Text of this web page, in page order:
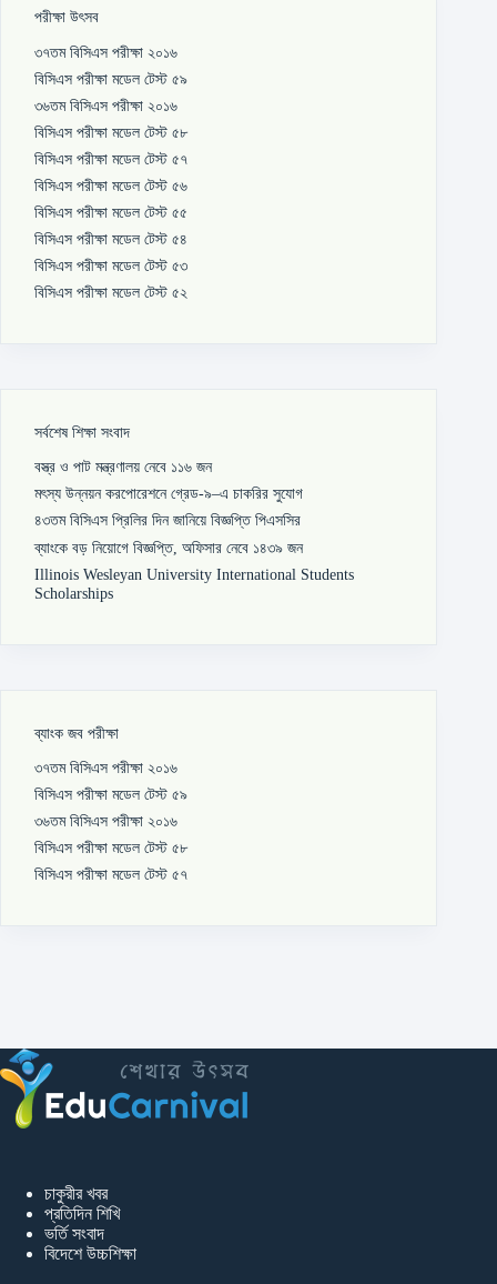
পরীক্ষা উৎসব
৩৭তম বিসিএস পরীক্ষা ২০১৬
বিসিএস পরীক্ষা মডেল টেস্ট ৫৯
৩৬তম বিসিএস পরীক্ষা ২০১৬
বিসিএস পরীক্ষা মডেল টেস্ট ৫৮
বিসিএস পরীক্ষা মডেল টেস্ট ৫৭
বিসিএস পরীক্ষা মডেল টেস্ট ৫৬
বিসিএস পরীক্ষা মডেল টেস্ট ৫৫
বিসিএস পরীক্ষা মডেল টেস্ট ৫৪
বিসিএস পরীক্ষা মডেল টেস্ট ৫৩
বিসিএস পরীক্ষা মডেল টেস্ট ৫২
সর্বশেষ শিক্ষা সংবাদ
বস্ত্র ও পাট মন্ত্রণালয় নেবে ১১৬ জন
মৎস্য উন্নয়ন করপোরেশনে গ্রেড-৯–এ চাকরির সুযোগ
৪৩তম বিসিএস প্রিলির দিন জানিয়ে বিজ্ঞপ্তি পিএসসির
ব্যাংকে বড় নিয়োগে বিজ্ঞপ্তি, অফিসার নেবে ১৪৩৯ জন
Illinois Wesleyan University International Students
Scholarships
ব্যাংক জব পরীক্ষা
৩৭তম বিসিএস পরীক্ষা ২০১৬
বিসিএস পরীক্ষা মডেল টেস্ট ৫৯
৩৬তম বিসিএস পরীক্ষা ২০১৬
বিসিএস পরীক্ষা মডেল টেস্ট ৫৮
বিসিএস পরীক্ষা মডেল টেস্ট ৫৭
চাকুরীর খবর
প্রতিদিন শিখি
ভর্তি সংবাদ
বিদেশে উচ্চশিক্ষা